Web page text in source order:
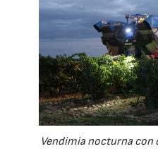
Vendimia nocturna con